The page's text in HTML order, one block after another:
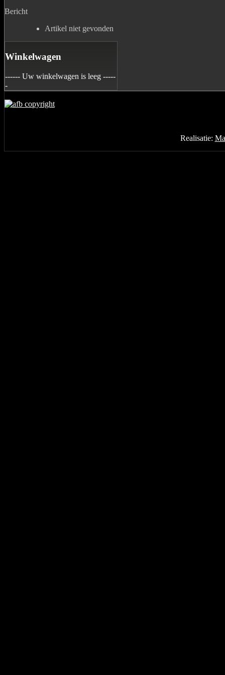
Bericht
Artikel niet gevonden
Winkelwagen
------ Uw winkelwagen is leeg -----
-
Realisatie: